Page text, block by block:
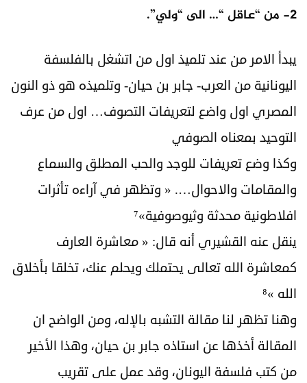
2- من “عاقل “… الى “ولي”.
يبدأ الامر من عند تلميذ اول من اتشغل بالفلسفة
اليونانية من العرب- جابر بن حيان- وتلميذه هو ذو النون
المصري اول واضع لتعريفات التصوف… اول من عرف
التوحيد بمعناه الصوفي
وكذا وضع تعريفات للوجد والحب المطلق والسماع
والمقامات والاحوال…. « وتظهر في آراءه تأثرات
افلاطونية محدثة وثيوصوفية»⁷
ينقل عنه القشيري أنه قال: « معاشرة العارف
كمعاشرة الله تعالى يحتملك ويحلم عنك، تخلقا بأخلاق
الله »⁸
وهنا تظهر لنا مقالة التشبه بالإله، ومن الواضح ان
المقالة أخذها عن استاذه جابر بن حيان، وهذا الأخير
من كتب فلسفة اليونان، وقد عمل على تقريب